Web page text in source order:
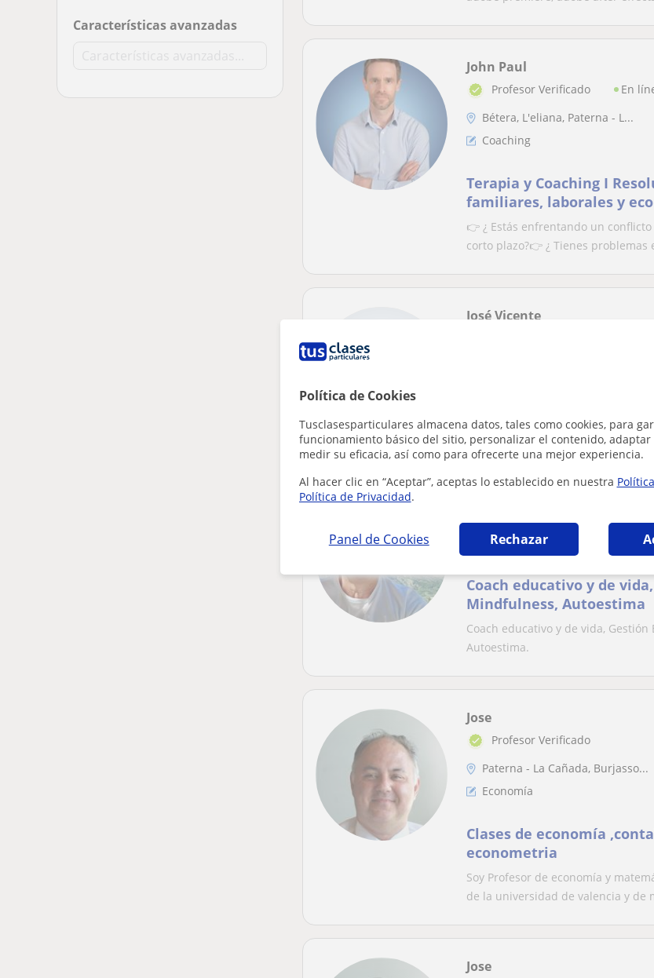
Política de Cookies
Tusclasesparticulares almacena datos, tales como cookies, para
funcionamiento básico del sitio, personalizar el contenido, adaptar
medir su eficacia, así como para ofrecerte una mejor experiencia.
Al hacer clic en “Aceptar”, aceptas lo establecido en nuestra
Política de Privacidad.
Panel de Cookies Rechazar
Características avanzadas
John Paul
Profesor Verificado
En
Bétera, L'eliana, Paterna - L...
Coaching
Terapia y Coaching I
familiares, laborales y
Profesional I Apoyo a
👉 ¿ Estás enfrentando un
corto plazo?👉 ¿ Tienes problemas
José Vicente
Doy clases particulares
Soy profesor asociado en la
Paterna - La Cañada
Coaching
Coach educativo y de
Mindfulness, Autoestima
Coach educativo y de vida,
Autoestima.
Jose
Profesor Verificado
Paterna - La Cañada, Burjasso...
Economía
Clases de economía
econometria
Soy Profesor de economía y
de la universidad de valencia y de
Jose